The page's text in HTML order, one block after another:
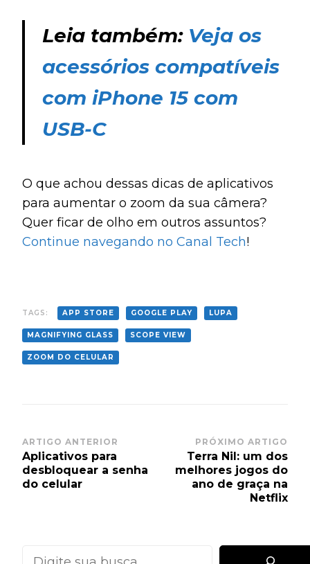
Leia também: Veja os
acessórios compatíveis
com iPhone 15 com
USB-C
O que achou dessas dicas de aplicativos
para aumentar o zoom da sua câmera?
Quer ficar de olho em outros assuntos?
Continue navegando no Canal Tech!
TAGS: APP STORE GOOGLE PLAY LUPA
MAGNIFYING GLASS SCOPE VIEW
ZOOM DO CELULAR
Post
Navigation
ARTIGO ANTERIOR
Aplicativos para
desbloquear a senha
do celular
PRÓXIMO ARTIGO
Terra Nil: um dos
melhores jogos do
ano de graça na
Netflix